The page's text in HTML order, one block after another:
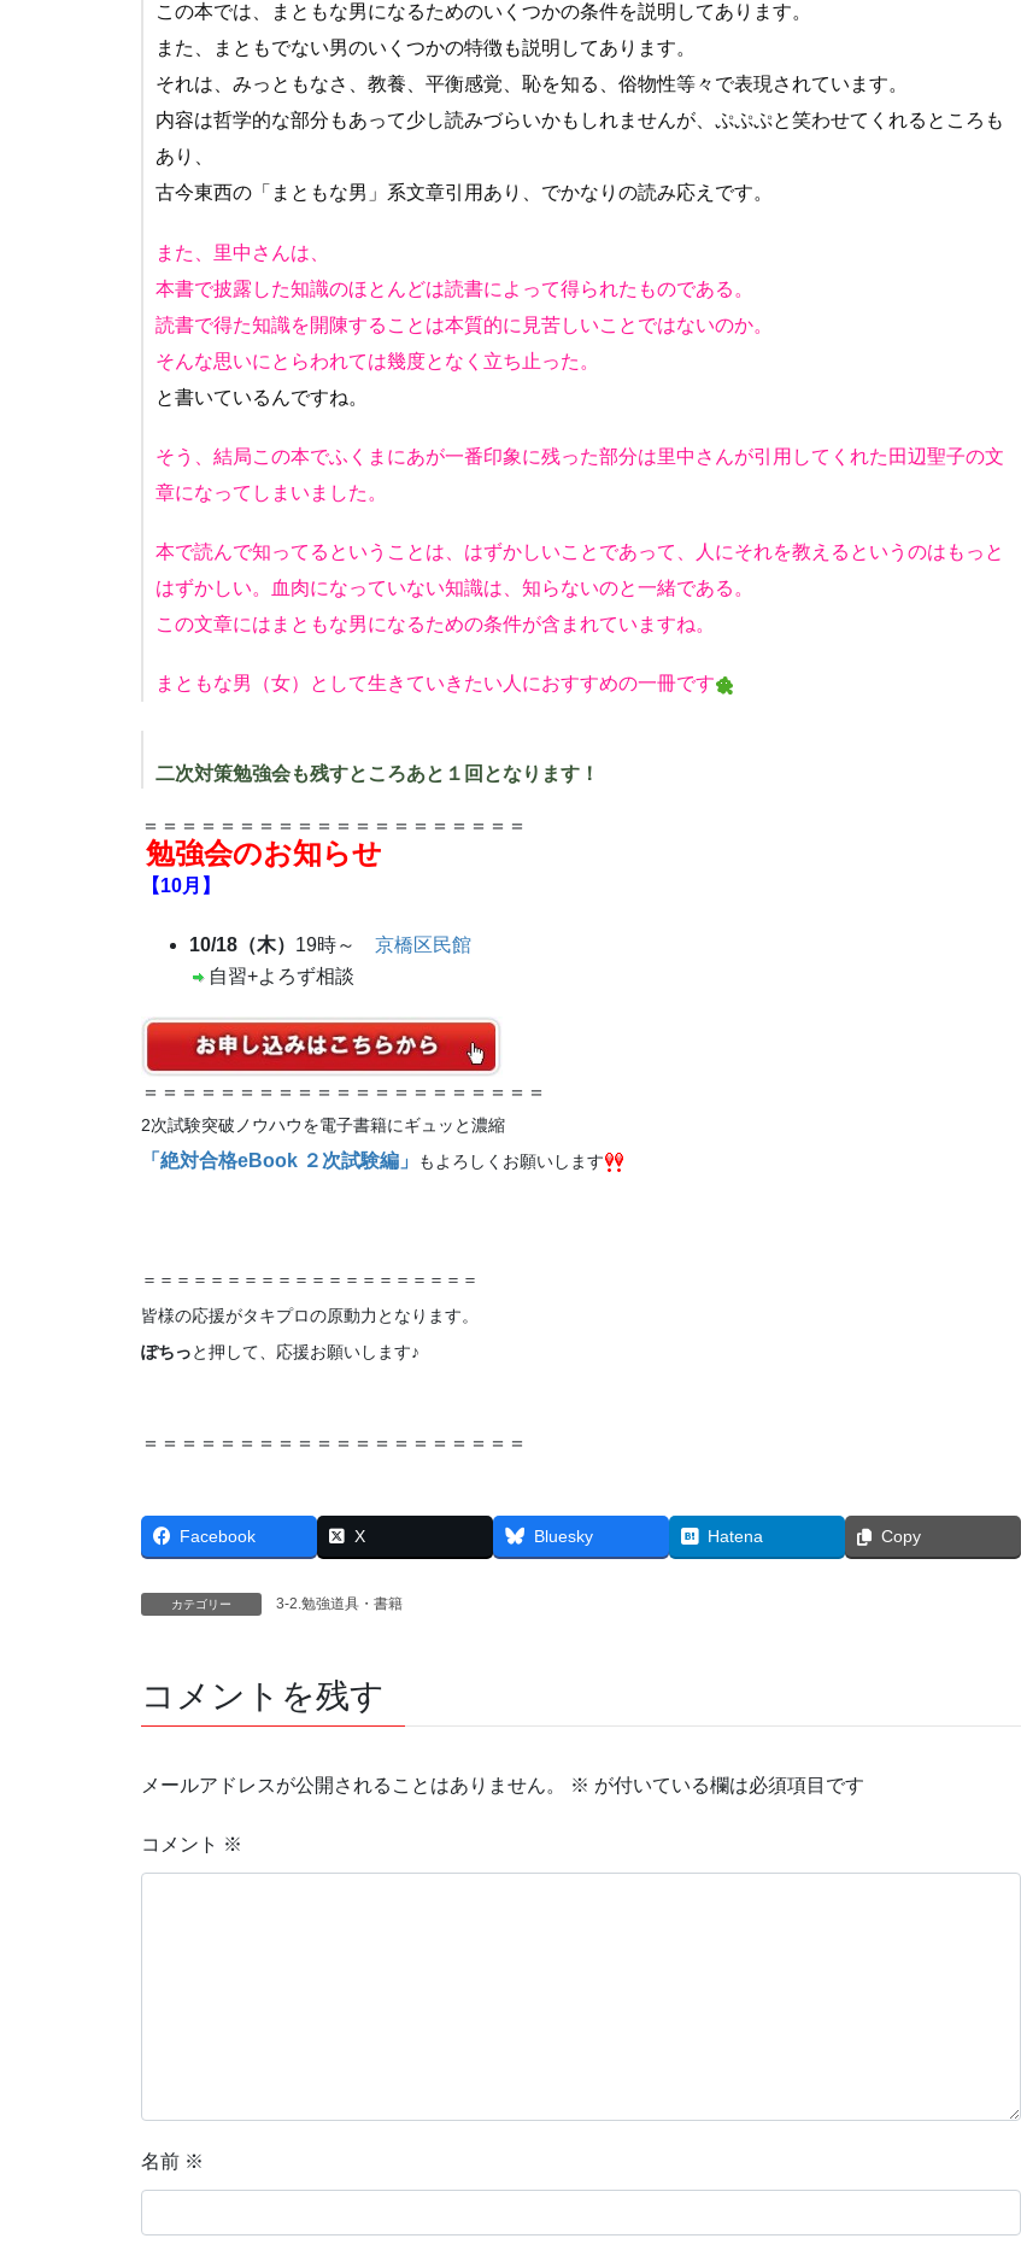
この本では、まともな男になるためのいくつかの条件を説明してあります。
また、まともでない男のいくつかの特徴も説明してあります。
それは、みっともなさ、教養、平衡感覚、恥を知る、俗物性等々で表現されています。
内容は哲学的な部分もあって少し読みづらいかもしれませんが、ぷぷぷと笑わせてくれるところも
あり、
古今東西の「まともな男」系文章引用あり、でかなりの読み応えです。
また、里中さんは、
本書で披露した知識のほとんどは読書によって得られたものである。
読書で得た知識を開陳することは本質的に見苦しいことではないのか。
そんな思いにとらわれては幾度となく立ち止った。
と書いているんですね。
そう、結局この本でふくまにあが一番印象に残った部分は里中さんが引用してくれた田辺聖子の文
章になってしまいました。
本で読んで知ってるということは、はずかしいことであって、人にそれを教えるというのはもっと
はずかしい。血肉になっていない知識は、知らないのと一緒である。
この文章にはまともな男になるための条件が含まれていますね。
まともな男（女）として生きていきたい人におすすめの一冊です
二次対策勉強会も残すところあと１回となります！
＝＝＝＝＝＝＝＝＝＝＝＝＝＝＝＝＝＝＝＝
勉強会のお知らせ
【10月】
10/18（木） 19時～ 京橋区民館
自習+よろず相談
＝＝＝＝＝＝＝＝＝＝＝＝＝＝＝＝＝＝＝＝＝
2次試験突破ノウハウを電子書籍にギュッと濃縮
「絶対合格eBook ２次試験編」 もよろしくお願いします
＝＝＝＝＝＝＝＝＝＝＝＝＝＝＝＝＝＝＝＝
皆様の応援がタキプロの原動力となります。
ぽちっと押して、応援お願いします♪
＝＝＝＝＝＝＝＝＝＝＝＝＝＝＝＝＝＝＝＝
Facebook X Bluesky Hatena Copy
カテゴリー 3-2.勉強道具・書籍
コメントを残す
メールアドレスが公開されることはありません。 ※ が付いている欄は必須項目です
コメント ※
名前 ※